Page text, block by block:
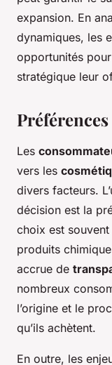
expansion. En
dynamiques, les
opportunités
stratégique leur
Les
vers les
divers facteurs.
décision est la
choix est
produits
accrue de
nombreux
l’origine et le
qu’ils achètent.
En outre, les